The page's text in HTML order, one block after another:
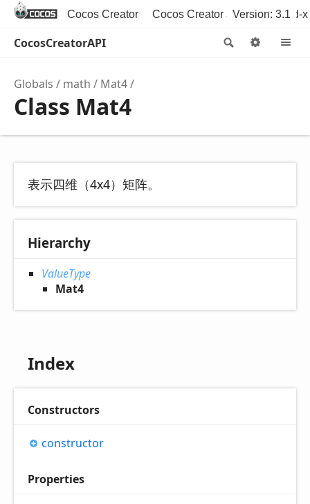
Cocos Creator Cocos Creator 3D Cocos2d-x
Version: 3.1
Search
CocosCreatorAPI
Globals math Mat4
Class Mat4
表示四维（4x4）矩阵。
Hierarchy
ValueType
Mat4
Index
Constructors
constructor
Properties